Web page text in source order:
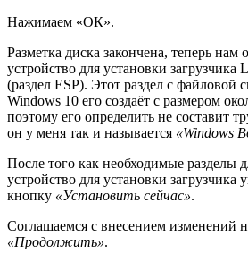
Нажимаем «ОК».
Разметка диска закончена, теперь нам
устройство для установки загрузчика
(раздел ESP). Этот раздел с файловой
Windows 10 его создаёт с размером
поэтому его определить не составит
он у меня так и называется «Windows
После того как необходимые разделы
устройство для установки загрузчика
кнопку «Установить сейчас».
Соглашаемся с внесением изменений
«Продолжить».